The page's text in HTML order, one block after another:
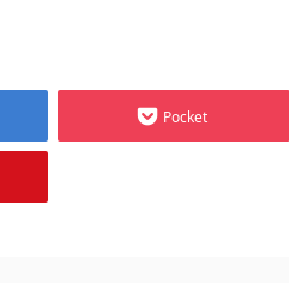
Pocket